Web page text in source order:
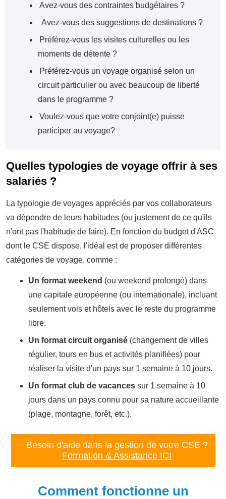
Avez-vous des contraintes budgétaires ?
Avez-vous des suggestions de destinations ?
Préférez-vous les visites culturelles ou les
moments de détente ?
Préférez-vous un voyage organisé selon un
circuit particulier ou avec beaucoup de liberté
dans le programme ?
Voulez-vous que votre conjoint(e) puisse
participer au voyage?
Quelles typologies de voyage offrir à ses
salariés ?
La typologie de voyages appréciés par vos collaborateurs
va dépendre de leurs habitudes (ou justement de ce qu'ils
n'ont pas l'habitude de faire). En fonction du budget d'ASC
dont le CSE dispose, l'idéal est de proposer différentes
catégories de voyage, comme :
Un format weekend (ou weekend prolongé) dans
une capitale européenne (ou internationale), incluant
seulement vols et hôtels avec le reste du programme
libre.
Un format circuit organisé (changement de villes
régulier, tours en bus et activités planifiées) pour
réaliser la visite d'un pays sur 1 semaine à 10 jours.
Un format club de vacances sur 1 semaine à 10
jours dans un pays connu pour sa nature accueillante
(plage, montagne, forêt, etc.).
Besoin d'aide dans la gestion de votre CSE ?
Formation & Assistance ICI
Comment fonctionne un